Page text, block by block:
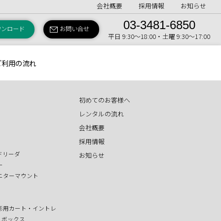
会社概要 採用情報 お知らせ
ロード お問い合せ 03-3481-6850
平日 9:30〜18:00・土曜 9:30〜17:00
利用の流れ
リーダ
ターマウント
用カート・イントレ
ックス
初めてのお客様へ
レンタルの流れ
会社概要
採用情報
お知らせ